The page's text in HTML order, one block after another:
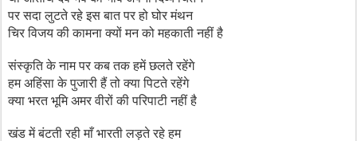
पर सदा लुटते रहे इस बात पर हो घोर मंथन
चिर विजय की कामना क्यों मन को महकाती नहीं है
संस्कृति के नाम पर कब तक हमें छलते रहेंगे
हम अहिंसा के पुजारी हैं तो क्या पिटते रहेंगे
क्या भरत भूमि अमर वीरों की परिपाटी नहीं है
खंड में बंटती रही माँ भारती लड़ते रहे हम